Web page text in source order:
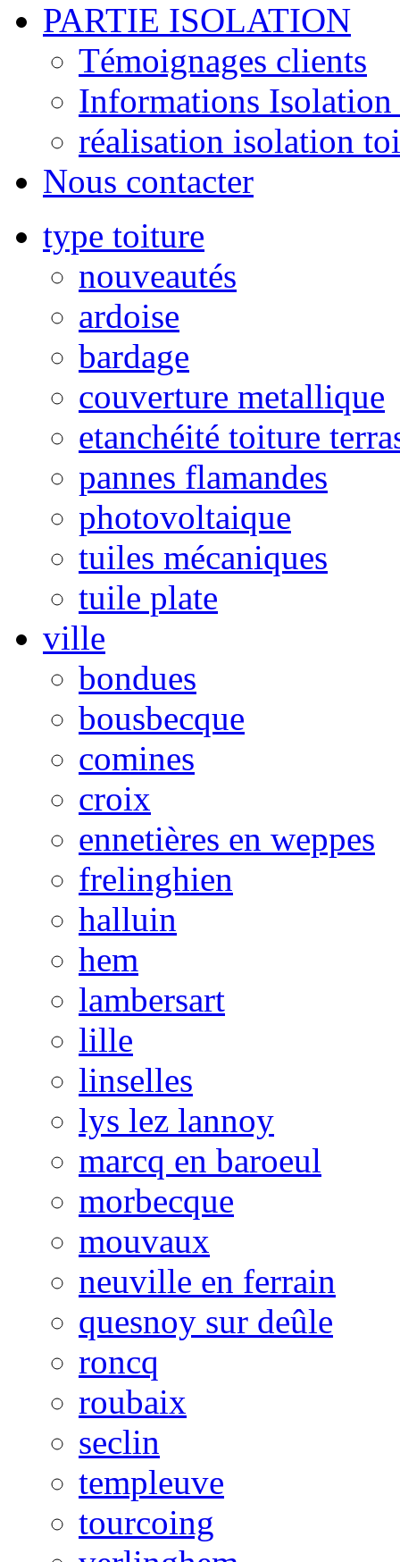
PARTIE ISOLATION
Témoignages clients
Informations
réalisation isolation
Nous contacter
type toiture
nouveautés
ardoise
bardage
couverture metallique
etanchéité toiture
pannes flamandes
photovoltaique
tuiles mécaniques
tuile plate
ville
bondues
bousbecque
comines
croix
ennetières en weppes
frelinghien
halluin
hem
lambersart
lille
linselles
lys lez lannoy
marcq en baroeul
morbecque
mouvaux
neuville en ferrain
quesnoy sur deûle
roncq
roubaix
seclin
templeuve
tourcoing